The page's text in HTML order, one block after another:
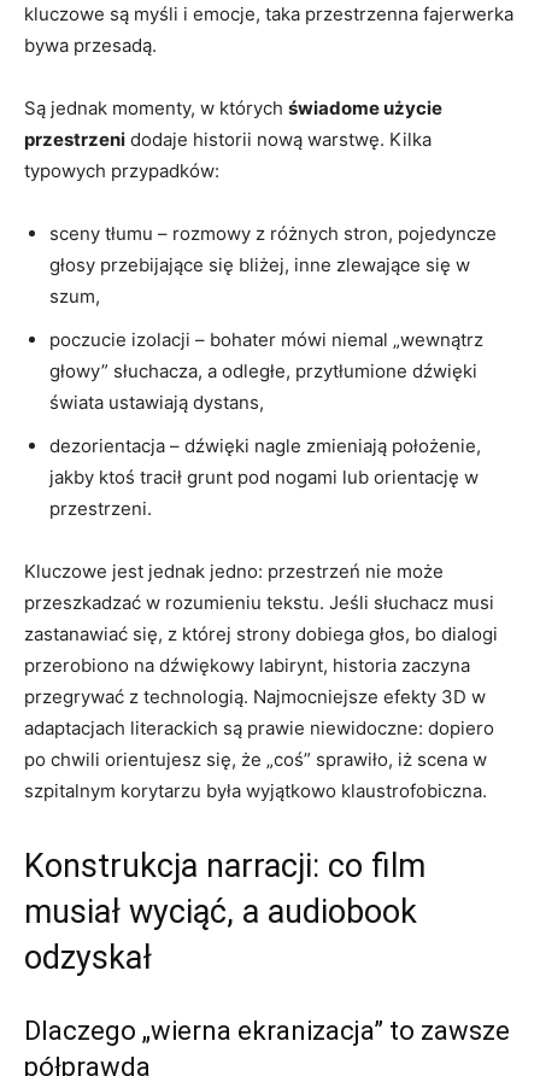
kluczowe są myśli i emocje, taka przestrzenna fajerwerka
bywa przesadą.
Są jednak momenty, w których świadome użycie
przestrzeni dodaje historii nową warstwę. Kilka
typowych przypadków:
sceny tłumu – rozmowy z różnych stron, pojedyncze
głosy przebijające się bliżej, inne zlewające się w
szum,
poczucie izolacji – bohater mówi niemal „wewnątrz
głowy” słuchacza, a odległe, przytłumione dźwięki
świata ustawiają dystans,
dezorientacja – dźwięki nagle zmieniają położenie,
jakby ktoś tracił grunt pod nogami lub orientację w
przestrzeni.
Kluczowe jest jednak jedno: przestrzeń nie może
przeszkadzać w rozumieniu tekstu. Jeśli słuchacz musi
zastanawiać się, z której strony dobiega głos, bo dialogi
przerobiono na dźwiękowy labirynt, historia zaczyna
przegrywać z technologią. Najmocniejsze efekty 3D w
adaptacjach literackich są prawie niewidoczne: dopiero
po chwili orientujesz się, że „coś” sprawiło, iż scena w
szpitalnym korytarzu była wyjątkowo klaustrofobiczna.
Konstrukcja narracji: co film
musiał wyciąć, a audiobook
odzyskał
Dlaczego „wierna ekranizacja” to zawsze
półprawda